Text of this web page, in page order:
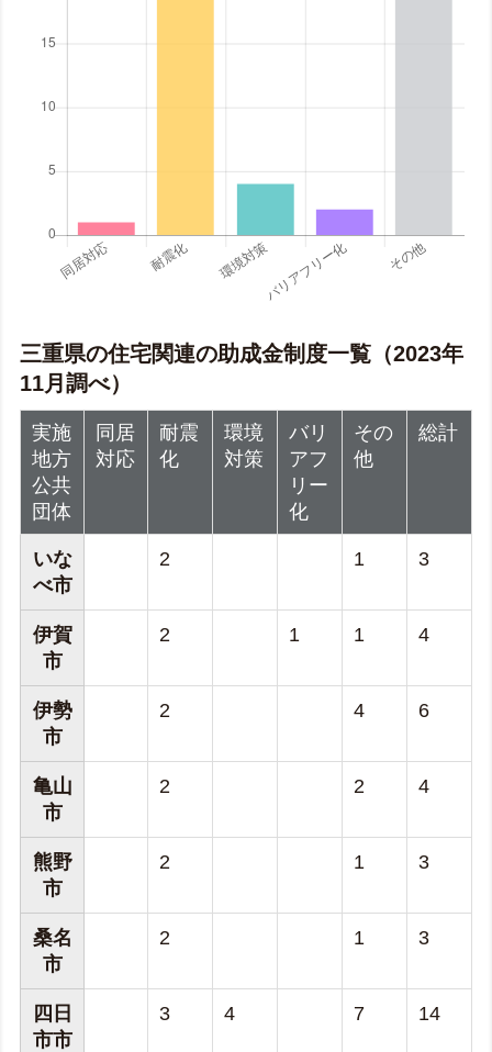
三重県の住宅関連の助成金制度一覧（2023年
11月調べ）
実施
地方
公共
団体
同居
対応
耐震
化
環境
対策
バリ
アフ
リー
化
その
他
総計
いな
べ市
2 1 3
伊賀
市
2 1 1 4
伊勢
市
2 4 6
亀山
市
2 2 4
熊野
市
2 1 3
桑名
市
2 1 3
四日
市市
3 4 7 14